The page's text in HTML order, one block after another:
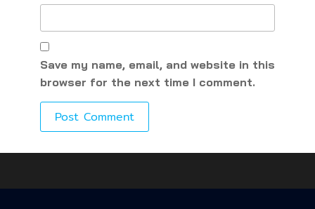
Save my name, email, and website in this
browser for the next time I comment.